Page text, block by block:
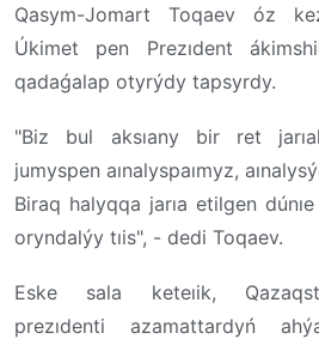
Qasym-Jomart Toqaev óz
Úkimet pen Prezıdent
qadaǵalap otyrýdy tapsyrdy.
"Biz bul aksıany bir ret
jumyspen aınalyspaımyz,
Biraq halyqqa jarıa etilgen
oryndalýy tıis", - dedi Toqaev.
Eske sala keteıik,
prezıdenti azamattardyń